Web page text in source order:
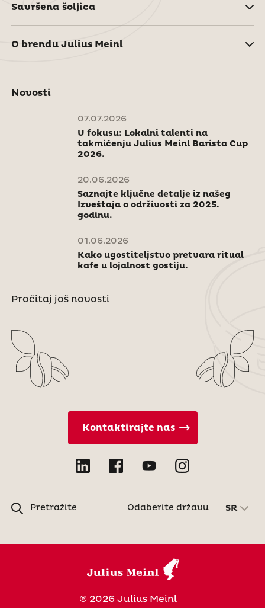
Savršena šoljica
O brendu Julius Meinl
Novosti
07.07.2026
U fokusu: Lokalni talenti na
takmičenju Julius Meinl Barista Cup
2026.
20.06.2026
Saznajte ključne detalje iz našeg
Izveštaja o održivosti za 2025.
godinu.
01.06.2026
Kako ugostiteljstvo pretvara ritual
kafe u lojalnost gostiju.
Pročitaj još novosti
Pretražite
Kontaktirajte nas
Odaberite državu SR
© 2026 Julius Meinl